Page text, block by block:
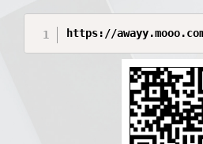
https://awayy.mooo.com/